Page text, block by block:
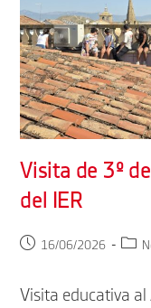
Visita de 3º
del IER
Publicación
entrada:
16/06/2026
Visita educativa al